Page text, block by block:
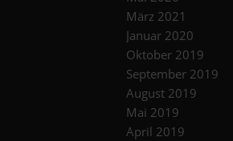
März 2021
Januar 2020
Oktober 2019
September 2019
August 2019
Mai 2019
April 2019